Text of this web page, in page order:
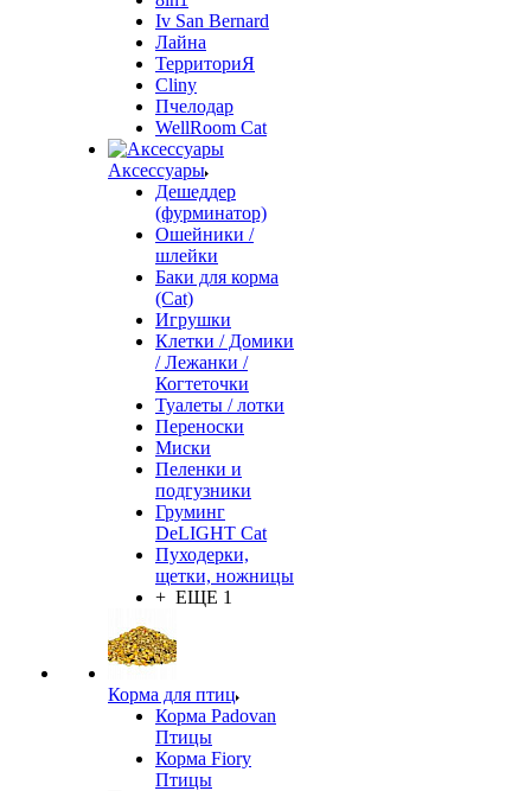
Iv San Bernard
Лайна
ТерриториЯ
Cliny
Пчелодар
WellRoom Cat
Аксессуары
Дешеддер
(фурминатор)
Ошейники /
шлейки
Баки для корма
(Cat)
Игрушки
Клетки / Домики
/ Лежанки /
Когтеточки
Туалеты / лотки
Переноски
Миски
Пеленки и
подгузники
Груминг
DeLIGHT Cat
Пуходерки,
щетки, ножницы
+ ЕЩЕ 1
Корма для птиц
Корма Padovan
Птицы
Корма Fiory
Птицы